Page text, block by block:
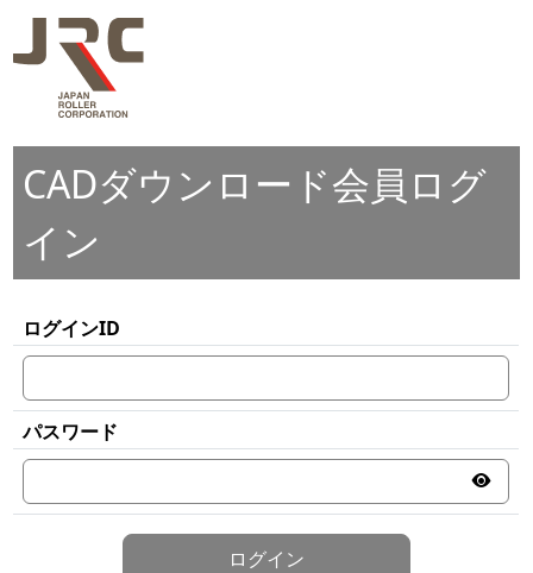
CADダウンロード会員ログ
イン
ログインID
パスワード
ログイン